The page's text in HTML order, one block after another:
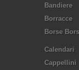
Bandiere
Borracce
Borse
Calendari
Cappellini